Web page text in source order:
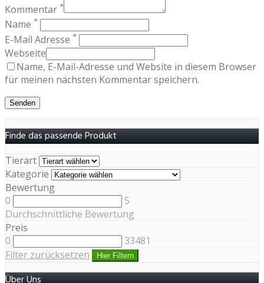
Kommentar *
Name *
E-Mail Adresse *
Webseite
Name, E-Mail-Adresse und Website in diesem Browser
für meinen nächsten Kommentar speichern.
Finde das passende Produkt
Tierart
Kategorie
Bewertung
0
5
Durchschnittliche Bewertung
Preis
0
33481
Filter zurücksetzen
Hier Filtern